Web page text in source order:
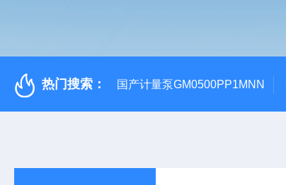
热门搜索： 国产计量泵GM0500PP1MNN